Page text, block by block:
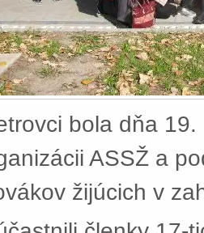
bola dňa
ASSŽ a
žijúcich v